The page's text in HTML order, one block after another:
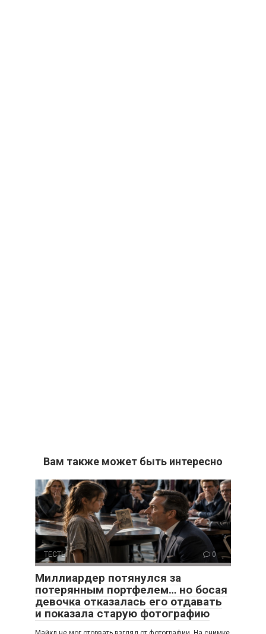
Вам также может быть интересно
ТЕСТЫ 0
Миллиардер потянулся за
потерянным портфелем… но босая
девочка отказалась его отдавать
и показала старую фотографию